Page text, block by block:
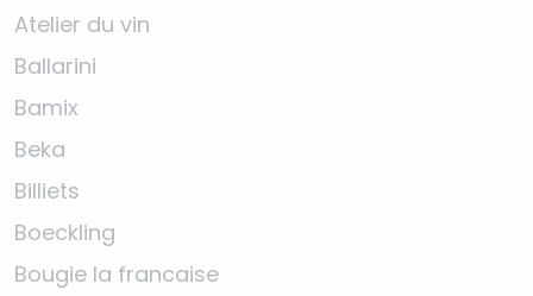
Atelier du vin
Ballarini
Bamix
Beka
Billiets
Boeckling
Bougie la francaise